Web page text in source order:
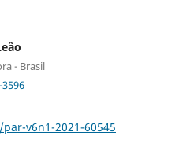
- Brasil
v6n1-2021-60545